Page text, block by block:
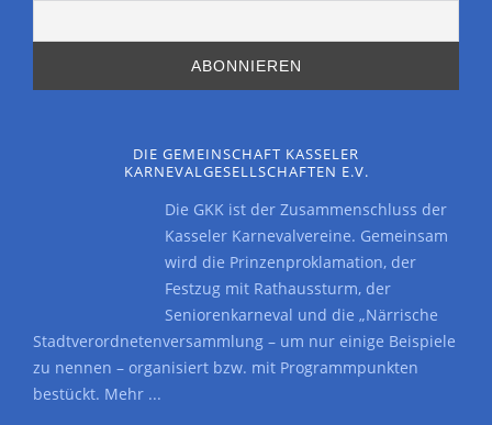
DIE GEMEINSCHAFT KASSELER
KARNEVALGESELLSCHAFTEN E.V.
Die GKK ist der Zusammenschluss der
Kasseler Karnevalvereine. Gemeinsam
wird die Prinzenproklamation, der
Festzug mit Rathaussturm, der
Seniorenkarneval und die „Närrische
Stadtverordnetenversammlung – um nur einige Beispiele
zu nennen – organisiert bzw. mit Programmpunkten
bestückt. Mehr ...